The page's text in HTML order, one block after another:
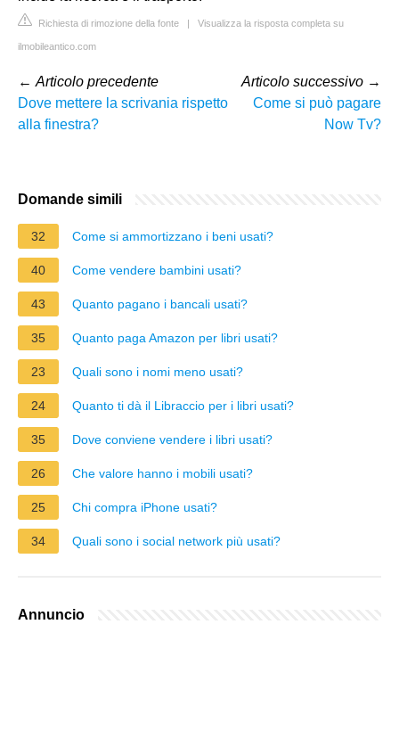
Richiesta di rimozione della fonte | Visualizza la risposta completa su
ilmobileantico.com
← Articolo precedente
Dove mettere la scrivania rispetto
alla finestra?
Articolo successivo →
Come si può pagare
Now Tv?
Domande simili
32 Come si ammortizzano i beni usati?
40 Come vendere bambini usati?
43 Quanto pagano i bancali usati?
35 Quanto paga Amazon per libri usati?
23 Quali sono i nomi meno usati?
24 Quanto ti dà il Libraccio per i libri usati?
35 Dove conviene vendere i libri usati?
26 Che valore hanno i mobili usati?
25 Chi compra iPhone usati?
34 Quali sono i social network più usati?
Annuncio